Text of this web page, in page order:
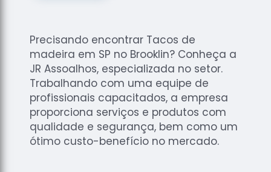
Raspagem
de Tacos
de
Madeiras
Raspagens
de Pisos
Tacos de
Madeiras
Precisando encontrar Tacos de
madeira em SP no Brooklin? Conheça a
JR Assoalhos, especializada no setor.
Trabalhando com uma equipe de
profissionais capacitados, a empresa
proporciona serviços e produtos com
qualidade e segurança, bem como um
ótimo custo-benefício no mercado.